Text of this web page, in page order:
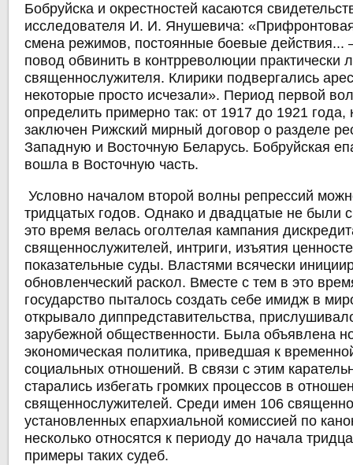
Бобруйска и окрестностей касаются
исследователя И. И. Янушевича:
смена режимов, постоянные боевые действия...
повод обвинить в контрреволюции практически
священнослужителя. Клирики подвергались
некоторые просто исчезали». Период первой
определить примерно так: от 1917 до 1921 года,
заключен Рижский мирный договор о разделе
Западную и Восточную Беларусь. Бобруйская
вошла в Восточную часть.
Условно началом второй волны репрессий
тридцатых годов. Однако и двадцатые не были
это время велась оголтелая кампания
священнослужителей, интриги, изъятия
показательные суды. Властями всячески
обновленческий раскол. Вместе с тем в это
государство пыталось создать себе имидж в
открывало диппредставительства,
зарубежной общественности. Была объявлена
экономическая политика, приведшая к
социальных отношений. В связи с этим
старались избегать громких процессов в
священнослужителей. Среди имен 106
установленных епархиальной комиссией по
несколько относятся к периоду до начала
примеры таких судеб.